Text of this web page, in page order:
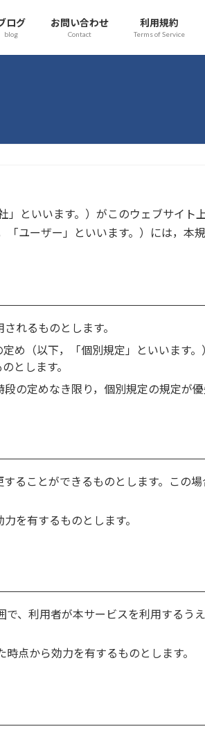
ログ
blog
お問い合わせ
Contact
利用規約
Terms of Service
といいます。）がこのウェブサイト
ユーザー」といいます。）には，本
れるものとします。
め（以下，「個別規定」といいます
とします。
の定めなき限り，個別規定の規定が
ることができるものとします。この
を有するものとします。
、利用者が本サービスを利用するう
点から効力を有するものとします。